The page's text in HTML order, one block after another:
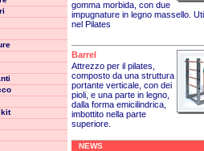
kit
gomma morbida, con due
impugnature in legno massello.
nel Pilates
Barrel
Attrezzo per il pilates,
composto da una struttura
portante verticale, con dei
pioli, e una parte in legno,
dalla forma emicilindrica,
imbottito nella parte
superiore.
NEWS